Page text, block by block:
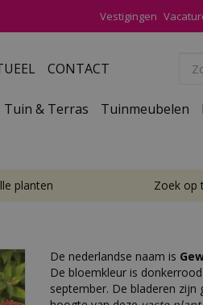
Vestigingen
CONTACT
Tuin & Terras Tuinmeubelen
planten Zoek op
De nederlandse naam is
De bloemkleur is
september. De bladeren zijn